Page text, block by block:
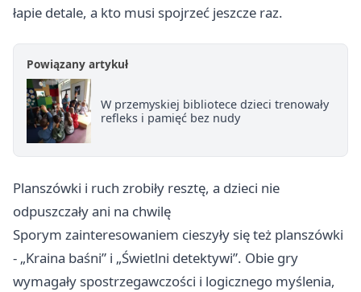
łapie detale, a kto musi spojrzeć jeszcze raz.
Powiązany artykuł
W przemyskiej bibliotece dzieci trenowały
refleks i pamięć bez nudy
Planszówki i ruch zrobiły resztę, a dzieci nie
odpuszczały ani na chwilę
Sporym zainteresowaniem cieszyły się też planszówki
- „Kraina baśni” i „Świetlni detektywi”. Obie gry
wymagały spostrzegawczości i logicznego myślenia,